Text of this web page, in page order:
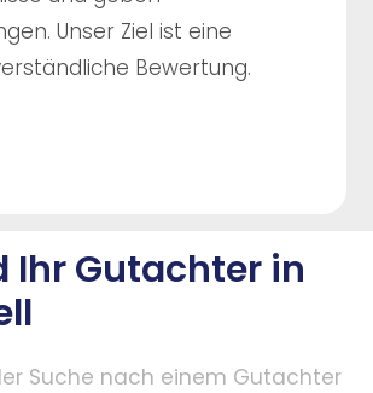
Unser Ziel ist eine
Bewertung.
Ihr Gutachter in
Suche nach einem Gutachter